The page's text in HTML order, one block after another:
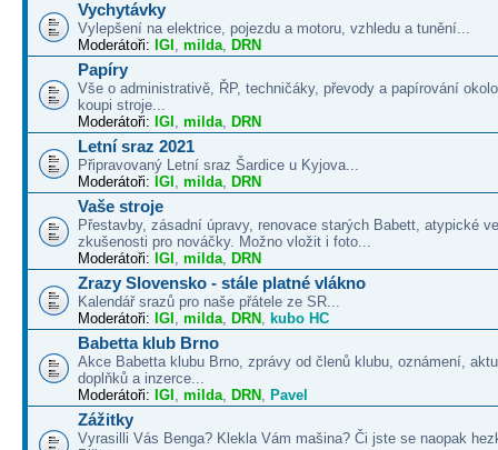
Vychytávky
Vylepšení na elektrice, pojezdu a motoru, vzhledu a tunění...
Moderátoři: IGI , milda, DRN
Papíry
Vše o administrativě, ŘP, techničáky, převody a papírování
koupi stroje...
Moderátoři: IGI , milda, DRN
Letní sraz 2021
Připravovaný Letní sraz Šardice u Kyjova...
Moderátoři: IGI , milda, DRN
Vaše stroje
Přestavby, zásadní úpravy, renovace starých Babett, atypické
zkušenosti pro nováčky. Možno vložit i foto...
Moderátoři: IGI , milda, DRN
Zrazy Slovensko - stále platné vlákno
Kalendář srazů pro naše přátele ze SR...
Moderátoři: IGI , milda, DRN , kubo HC
Babetta klub Brno
Akce Babetta klubu Brno, zprávy od členů klubu, oznámení,
doplňků a inzerce...
Moderátoři: IGI , milda, DRN , Pavel
Zážitky
Vyrasilli Vás Benga? Klekla Vám mašina? Či jste se naopak